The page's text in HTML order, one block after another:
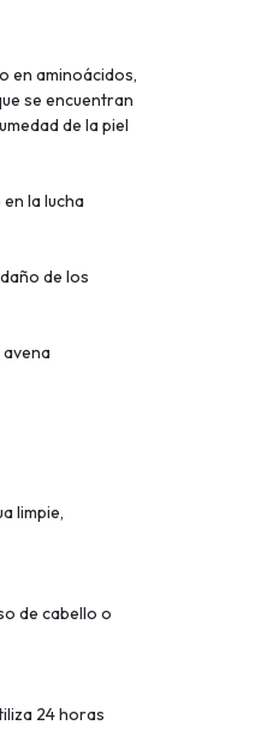
en aminoácidos,
se encuentran
de la piel
la lucha
de los
avena
limpie,
de cabello o
24 horas